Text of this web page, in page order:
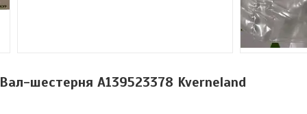
Вал-шестерня A139523378 Kverneland